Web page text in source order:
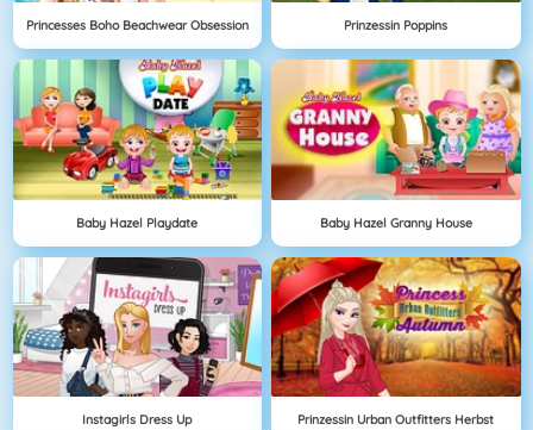
Princesses Boho Beachwear Obsession Prinzessin Poppins
Baby Hazel Playdate Baby Hazel Granny House
Instagirls Dress Up Prinzessin Urban Outfitters Herbst